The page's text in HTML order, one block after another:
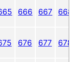
666 667 668
676 677 678